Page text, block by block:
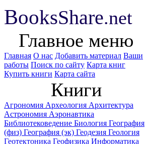
BooksShare.net
Главное меню
Главная О нас Добавить материал Ваши
работы Поиск по сайту Карта книг
Купить книги Карта сайта
Книги
Агрономия Археология Архитектура
Астрономия Аэронавтика
Библиотековедение Биология География
(физ) География (эк) Геодезия Геология
Геотектоника Геофизика Информатика